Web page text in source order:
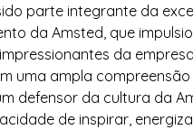
parte integrante da
da Amsted, que
da
uma ampla
defensor da cultura da
de inspirar,